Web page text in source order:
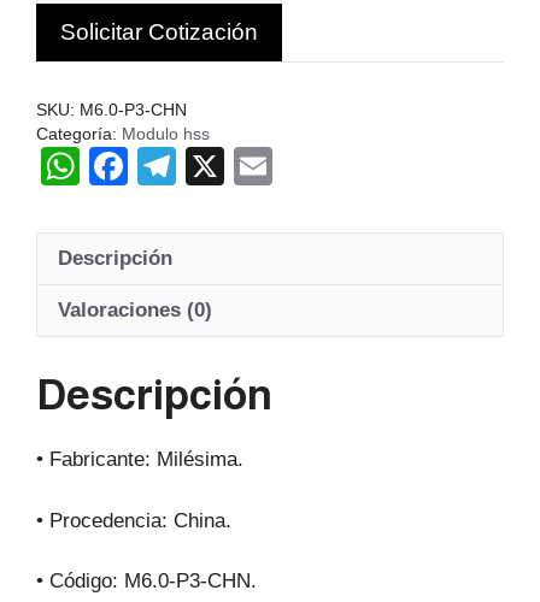
20
Hss
Solicitar Cotización
SKU: M6.0-P3-CHN
Categoría: Modulo hss
W
at
A
p
F
c
b
o
T
e
a
X
ail
Descripción
Valoraciones (0)
Descripción
• Fabricante: Milésima.
• Procedencia: China.
• Código: M6.0-P3-CHN.